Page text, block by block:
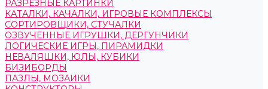
РАЗРЕЗНЫЕ КАРТИНКИ
КАТАЛКИ, КАЧАЛКИ, ИГРОВЫЕ КОМПЛЕКСЫ
СОРТИРОВЩИКИ, СТУЧАЛКИ
ОЗВУЧЕННЫЕ ИГРУШКИ, ДЕРГУНЧИКИ
ЛОГИЧЕСКИЕ ИГРЫ, ПИРАМИДКИ
НЕВАЛЯШКИ, ЮЛЫ, КУБИКИ
БИЗИБОРДЫ
ПАЗЛЫ, МОЗАИКИ